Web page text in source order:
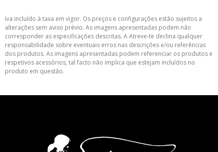
Iva incluído à taxa em vigor. Os preços e configurações estão sujeitos a
alterações sem aviso prévio. As imagens apresentadas podem não
corresponder as especificações descritas. A Atreve-te declina qualquer
responsabilidade sobre eventuais erros nas descrições e/ou referências
dos produtos. As imagens apresentadas podem referenciar os produtos e
respetivos acessórios, tal facto não implica que estejam incluídos no
produto em questão.